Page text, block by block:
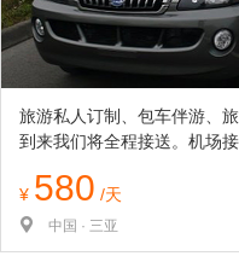
旅游私人订制、包车伴游、
到来我们将全程接送。机场接
¥ 580 /天
中国 · 三亚